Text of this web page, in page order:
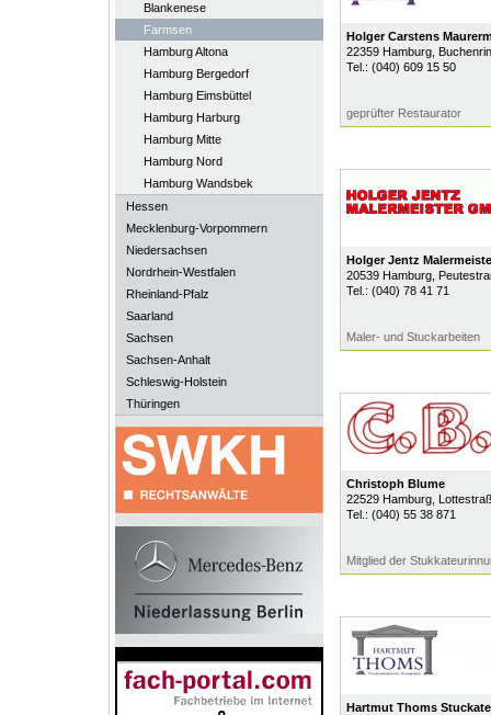
Blankenese
Farmsen
Hamburg Altona
Hamburg Bergedorf
Hamburg Eimsbüttel
Hamburg Harburg
Hamburg Mitte
Hamburg Nord
Hamburg Wandsbek
Hessen
Mecklenburg-Vorpommern
Niedersachsen
Nordrhein-Westfalen
Rheinland-Pfalz
Saarland
Sachsen
Sachsen-Anhalt
Schleswig-Holstein
Thüringen
Holger Carstens
22359 Hamburg,
Tel.: (040) 609 15 50
geprüfter Restaurator
Holger Jentz
20539 Hamburg,
Tel.: (040) 78 41 71
Maler- und Stuckarbeiten
Christoph Blume
22529 Hamburg,
Tel.: (040) 55 38 871
Mitglied der
Hartmut Thoms